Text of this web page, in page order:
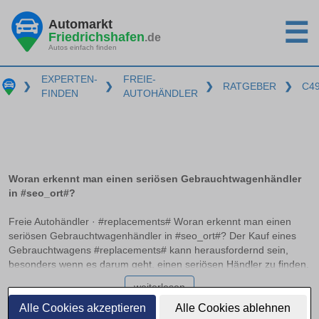
Alle Cookies akzeptieren Alle Cookies ablehnen
Automarkt
Friedrichshafen.de
Autos einfach finden ☰
❯
EXPERTEN-
FINDEN
❯
FREIE-
AUTOHÄNDLER
❯ RATGEBER ❯
Woran erkennt man einen seriösen Gebrauchtwagenhändler
in #seo_ort#?
Freie Autohändler · #replacements# Woran erkennt man einen
seriösen Gebrauchtwagenhändler in #seo_ort#? Der Kauf eines
Gebrauchtwagens #replacements# kann herausfordernd sein,
besonders wenn es darum geht, einen seriösen Händler zu finden.
Professionelle Autohändler zeichnen sich durch bestimmte
Merkmale aus, die auf einen zuverlässigen Betrieb hinweisen. In
diesem Ratgeber erfahren Sie, worauf Sie achten sollten, welche
weiterlesen